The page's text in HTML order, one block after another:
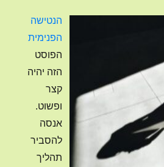
הנטישה
הפנימית
הפוסט
הזה יהיה
קצר
ופשוט.
אנסה
להסביר
תהליך